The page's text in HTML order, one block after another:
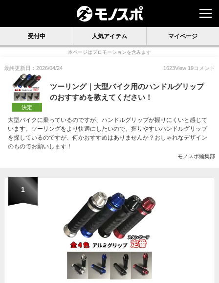
受付中 人気アイテム マイページ
本ページはプロモーションを含みます
最終更新日：2026/04/24 1623View 19コメント
決定
ツーリング｜大型バイク用のハンドルグリップ
のおすすめを教えてください！
大型バイクに乗っているのですが、ハンドルグリップが握りにくいと感じて
います。ツーリングをより快適にしたいので、握りやすいハンドルグリップ
を探しているのですが、何かおすすめはありませんか？おしゃれなデザイン
のものでお願いします！
モノスポ編集部
1